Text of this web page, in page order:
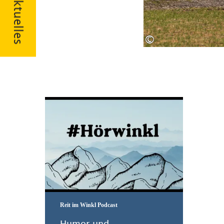
Aktuelles ©
Reit im Winkl Podcast